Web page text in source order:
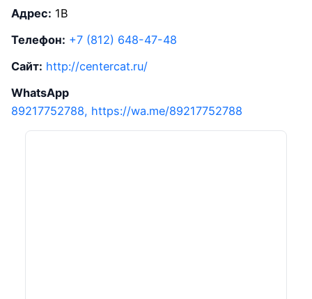
Адрес: 1В
Телефон: +7 (812) 648-47-48
Сайт: http://centercat.ru/
WhatsApp
89217752788, https://wa.me/89217752788